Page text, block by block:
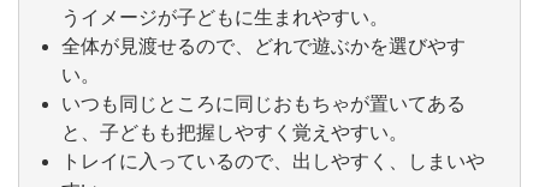
うイメージが子どもに生まれやすい。
全体が見渡せるので、どれで遊ぶかを選びやす
い。
いつも同じところに同じおもちゃが置いてある
と、子どもも把握しやすく覚えやすい。
トレイに入っているので、出しやすく、しまいや